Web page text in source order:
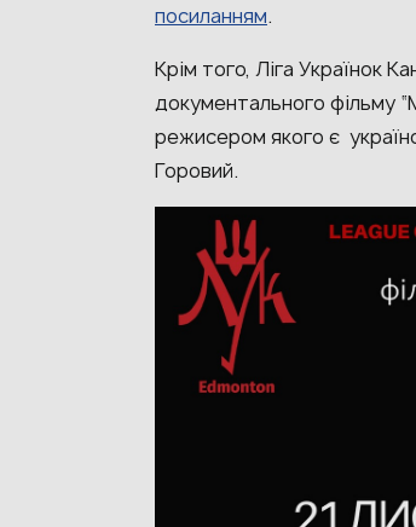
посиланням.
Крім того, Ліга Українок
документального фільму
режисером якого є
Горовий.